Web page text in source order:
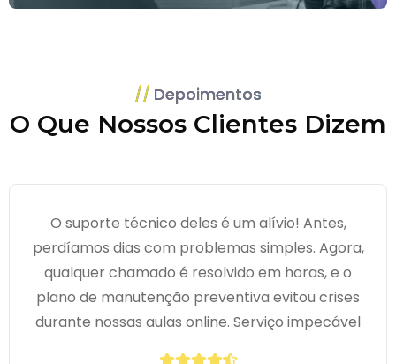
Depoimentos
O Que Nossos Clientes Dizem
O suporte técnico deles é um alívio! Antes,
perdíamos dias com problemas simples. Agora,
qualquer chamado é resolvido em horas, e o
plano de manutenção preventiva evitou crises
durante nossas aulas online. Serviço impecável